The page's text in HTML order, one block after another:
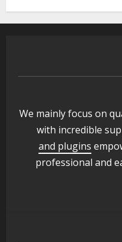
الدراسية لهذا العام
بالولاية يدشن ورشة
و التطوير الإداري
الملتقي التنسيقي
We mainly focus on
with incredible
and plugins
professional and